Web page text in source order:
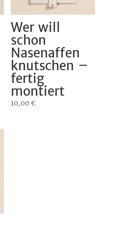
Wer will
schon
Nasenaffen
knutschen –
fertig
montiert
10,00€